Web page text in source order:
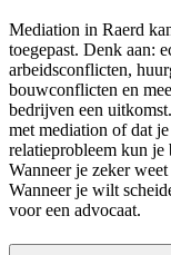
Mediation in Raerd
toegepast. Denk aan:
arbeidsconflicten,
bouwconflicten en
bedrijven een
met mediation of dat
relatieprobleem kun je
Wanneer je zeker
Wanneer je wilt
voor een advocaat.